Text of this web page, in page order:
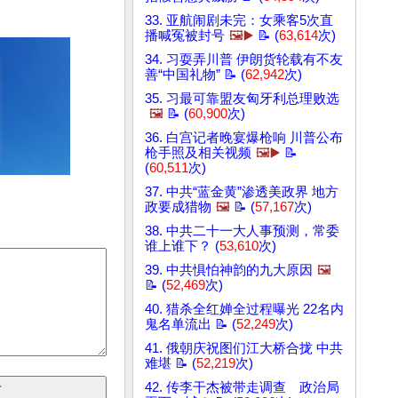
33. 亚航闹剧未完：女乘客5次直
播喊冤被封号 🖼️▶️ 📝 (63,614次)
34. 习耍弄川普 伊朗货轮载有不友
善“中国礼物” 📝 (62,942次)
35. 习最可靠盟友匈牙利总理败选
🖼️ 📝 (60,900次)
36. 白宫记者晚宴爆枪响 川普公布
枪手照及相关视频 🖼️▶️ 📝
(60,511次)
37. 中共“蓝金黄”渗透美政界 地方
政要成猎物 🖼️ 📝 (57,167次)
38. 中共二十一大人事预测，常委
谁上谁下？ (53,610次)
39. 中共惧怕神韵的九大原因 🖼️
📝 (52,469次)
40. 猎杀全红婵全过程曝光 22名内
鬼名单流出 📝 (52,249次)
41. 俄朝庆祝图们江大桥合拢 中共
难堪 📝 (52,219次)
42. 传李干杰被带走调查 政治局